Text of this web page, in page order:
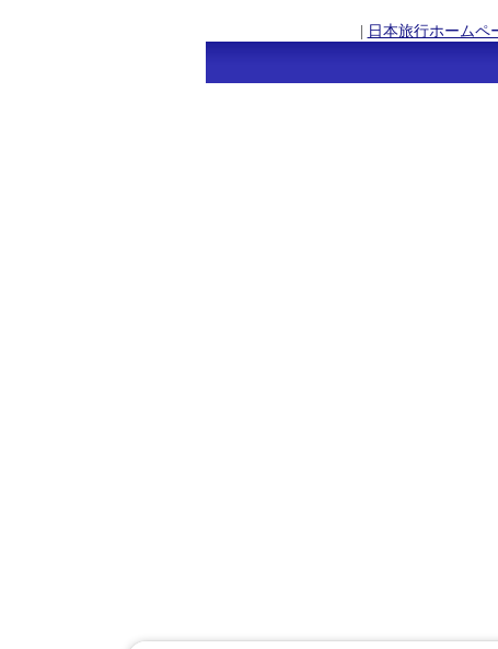
| 日本旅行ホームペ